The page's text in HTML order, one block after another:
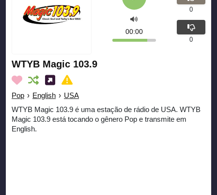
WTYB Magic 103.9
Pop › English › USA
WTYB Magic 103.9 é uma estação de rádio de USA. WTYB
Magic 103.9 está tocando o gênero Pop e transmite em
English.
00:00
0
0